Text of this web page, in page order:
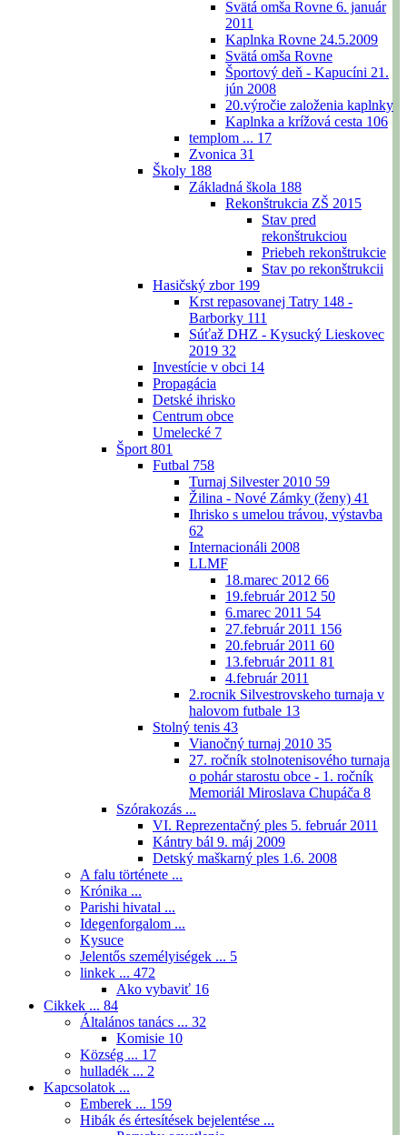
Svätá omša Rovne 6. január
2011
Kaplnka Rovne 24.5.2009
Svätá omša Rovne
Športový deň - Kapucíni 21.
jún 2008
20.výročie založenia kaplnky
Kaplnka a krížová cesta 106
templom ... 17
Zvonica 31
Školy 188
Základná škola 188
Rekonštrukcia ZŠ 2015
Stav pred
rekonštrukciou
Priebeh rekonštrukcie
Stav po rekonštrukcii
Hasičský zbor 199
Krst repasovanej Tatry 148 -
Barborky 111
Súťaž DHZ - Kysucký Lieskovec
2019 32
Investície v obci 14
Propagácia
Detské ihrisko
Centrum obce
Umelecké 7
Šport 801
Futbal 758
Turnaj Silvester 2010 59
Žilina - Nové Zámky (ženy) 41
Ihrisko s umelou trávou, výstavba
62
Internacionáli 2008
LLMF
18.marec 2012 66
19.február 2012 50
6.marec 2011 54
27.február 2011 156
20.február 2011 60
13.február 2011 81
4.február 2011
2.rocnik Silvestrovskeho turnaja v
halovom futbale 13
Stolný tenis 43
Vianočný turnaj 2010 35
27. ročník stolnotenisového turnaja
o pohár starostu obce - 1. ročník
Memoriál Miroslava Chupáča 8
Szórakozás ...
VI. Reprezentačný ples 5. február 2011
Kántry bál 9. máj 2009
Detský maškarný ples 1.6. 2008
A falu története ...
Krónika ...
Parishi hivatal ...
Idegenforgalom ...
Kysuce
Jelentős személyiségek ... 5
linkek ... 472
Ako vybaviť 16
Cikkek ... 84
Általános tanács ... 32
Komisie 10
Község ... 17
hulladék ... 2
Kapcsolatok ...
Emberek ... 159
Hibák és értesítések bejelentése ...